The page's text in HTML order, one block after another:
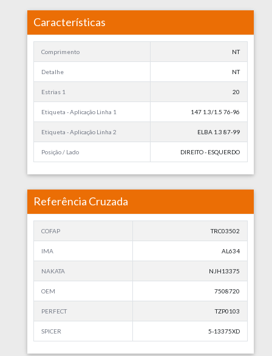
Características
Comprimento NT
Detalhe NT
Estrias 1 20
Etiqueta - Aplicação Linha 1 147 1.3/1.5 76-96
Etiqueta - Aplicação Linha 2 ELBA 1.3 87-99
Posição / Lado DIREITO - ESQUERDO
Referência Cruzada
COFAP TRC03502
IMA AL634
NAKATA NJH13375
OEM 7508720
PERFECT TZP0103
SPICER 5-13375XD